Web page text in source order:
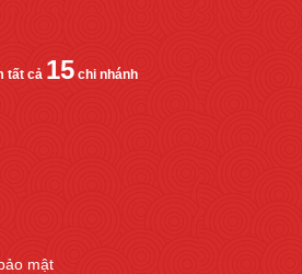
tất cả 15 chi nhánh
mật